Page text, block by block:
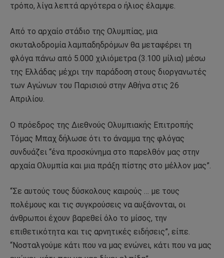
τρόπο, λίγα λεπτά αργότερα ο ήλιος έλαμψε.
Από το αρχαίο στάδιο της Ολυμπίας, μια
σκυταλοδρομία λαμπαδηδρόμων θα μεταφέρει τη
φλόγα πάνω από 5.000 χιλιόμετρα (3.100 μίλια) μέσω
της Ελλάδας μέχρι την παράδοση στους διοργανωτές
των Αγώνων του Παρισιού στην Αθήνα στις 26
Απριλίου.
Ο πρόεδρος της Διεθνούς Ολυμπιακής Επιτροπής
Τόμας Μπαχ δήλωσε ότι το άναμμα της φλόγας
συνδυάζει “ένα προσκύνημα στο παρελθόν μας στην
αρχαία Ολυμπία και μια πράξη πίστης στο μέλλον μας”.
“Σε αυτούς τους δύσκολους καιρούς … με τους
πολέμους και τις συγκρούσεις να αυξάνονται, οι
άνθρωποι έχουν βαρεθεί όλο το μίσος, την
επιθετικότητα και τις αρνητικές ειδήσεις”, είπε.
“Νοσταλγούμε κάτι που να μας ενώνει, κάτι που να μας